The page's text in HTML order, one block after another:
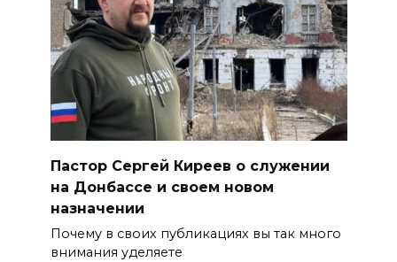
Пастор Сергей Киреев о служении
на Донбассе и своем новом
назначении
Почему в своих публикациях вы так много
внимания уделяете